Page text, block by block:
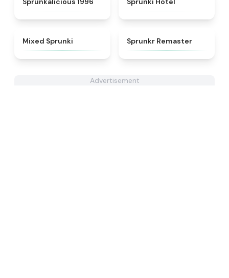
Mixed Sprunki Sprunkr Remaster
Advertisement